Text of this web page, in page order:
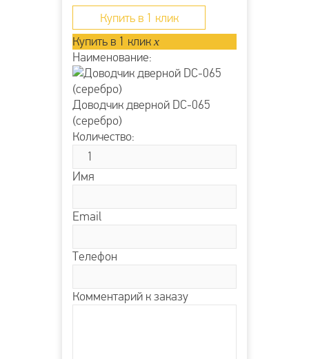
Купить в 1 клик
Купить в 1 клик x
Наименование:
Доводчик дверной DC-065
(серебро)
Количество:
Имя
Email
Телефон
Комментарий к заказу